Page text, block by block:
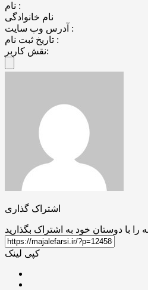
نام :
نام خانوادگی
آدرس وب سایت :
تاریخ ثبت نام :
نقش کاربر:
اشتراک گذاری
کپی لینک